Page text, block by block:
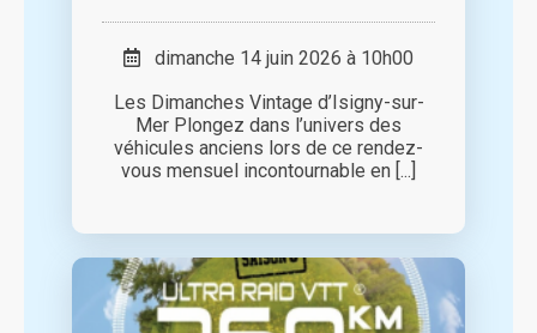
dimanche 14 juin 2026 à 10h00
Les Dimanches Vintage d’Isigny-sur-
Mer Plongez dans l’univers des
véhicules anciens lors de ce rendez-
vous mensuel incontournable en [...]